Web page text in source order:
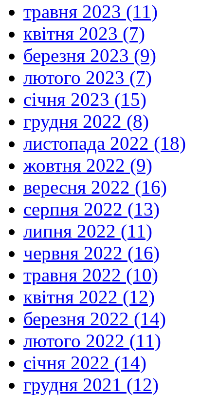
травня 2023 (11)
квітня 2023 (7)
березня 2023 (9)
лютого 2023 (7)
січня 2023 (15)
грудня 2022 (8)
листопада 2022 (18)
жовтня 2022 (9)
вересня 2022 (16)
серпня 2022 (13)
липня 2022 (11)
червня 2022 (16)
травня 2022 (10)
квітня 2022 (12)
березня 2022 (14)
лютого 2022 (11)
січня 2022 (14)
грудня 2021 (12)